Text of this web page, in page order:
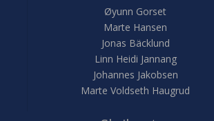
Øyunn Gorset
Marte Hansen
Jonas Bäcklund
Linn Heidi Jannang
Johannes Jakobsen
Marte Voldseth Haugrud